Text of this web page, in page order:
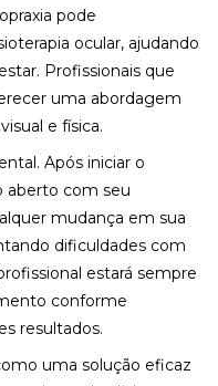
pode
ocular, ajudando
Profissionais que
uma abordagem
e física.
Após iniciar o
aberto com seu
mudança em sua
dificuldades com
estará sempre
conforme
resultados.
uma solução eficaz